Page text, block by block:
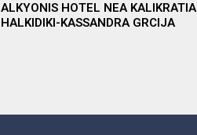
ALKYONIS HOTEL NEA KALIKRATIA
HALKIDIKI-KASSANDRA GRCIJA